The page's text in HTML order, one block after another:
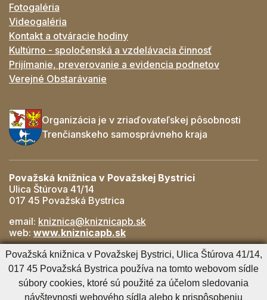
Fotogaléria
Videogaléria
Kontakt a otváracie hodiny
Kultúrno - spoločenská a vzdelávacia činnosť
Prijímanie, preverovanie a evidencia podnetov
Verejné Obstarávanie
Organizácia je v zriaďovateľskej pôsobnosti
Trenčianskeho samosprávneho kraja
Považská knižnica v Považskej Bystrici
Ulica Štúrova 41/14
017 45 Považská Bystrica
email: kniznica@kniznicapb.sk
web: www.kniznicapb.sk
Pobočky
Rozkvet- 042/432 56 59, rozkvet@kniznicapb.sk
SNP - 0901 918 843, snp@kniznicapb.sk
Považská knižnica v Považskej Bystrici, Ulica Štúrova 41/14,
017 45 Považská Bystrica používa na tomto webovom sídle
súbory cookies, ktoré sú použité za účelom sledovania
návštevnosti webového sídla alebo k prispôsobeniu